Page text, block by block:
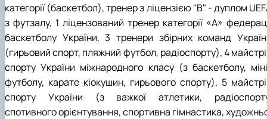
категорії (баскетбол), тренер з ліцензією "В" - дуплом
з футзалу, 1 ліцензований тренер категорії «А»
баскетболу України, 3 тренери збірних команд
(гирьовий спорт, пляжний футбол, радіоспорту), 4
спорту України міжнародного класу (з баскетболу,
футболу, карате кіокушин, гирьового спорту), 5
спорту України (з важкої атлетики,
спотивного орієнтування, спортивна гімнастика,